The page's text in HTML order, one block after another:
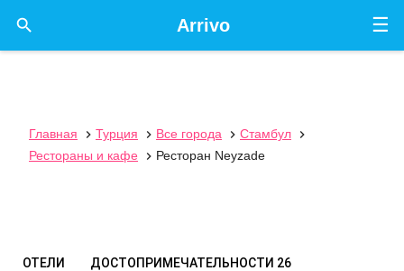
☰
Arrivo

Главная  Турция  Все города  Стамбул

Рестораны и кафе
 Ресторан Neyzade
ОТЕЛИ ДОСТОПРИМЕЧАТЕЛЬНОСТИ 26